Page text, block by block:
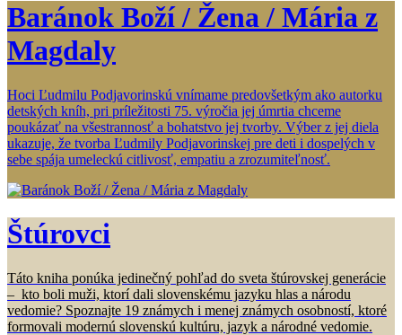
Baránok Boží / Žena / Mária z
Magdaly
Hoci Ľudmilu Podjavorinskú vnímame predovšetkým ako autorku
detských kníh, pri príležitosti 75. výročia jej úmrtia chceme
poukázať na všestrannosť a bohatstvo jej tvorby. Výber z jej diela
ukazuje, že tvorba Ľudmily Podjavorinskej pre deti i dospelých v
sebe spája umeleckú citlivosť, empatiu a zrozumiteľnosť.
Štúrovci
Táto kniha ponúka jedinečný pohľad do sveta štúrovskej generácie
– kto boli muži, ktorí dali slovenskému jazyku hlas a národu
vedomie? Spoznajte 19 známych i menej známych osobností, ktoré
formovali modernú slovenskú kultúru, jazyk a národné vedomie.